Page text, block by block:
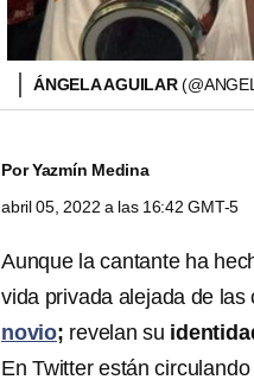
ÁNGELA AGUILAR
PorYazmín Medina
abril 05, 2022 a las 16:42 GMT-5
Aunque la cantante ha
vida privada alejada de
novio; revelan su
En Twitter están circulando